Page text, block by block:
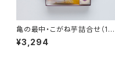
亀の最中・こがね芋詰合せ（18
個入り）
¥3,294